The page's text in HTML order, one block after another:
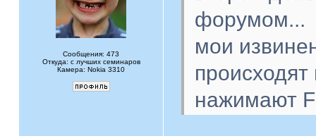
Сообщения: 473
Откуда: с лучших семинаров
Камера: Nokia 3310
форумом...
мои
происходят
нажимают